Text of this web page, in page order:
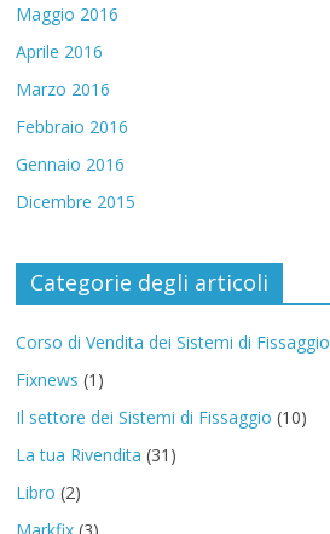
Maggio 2016
Aprile 2016
Marzo 2016
Febbraio 2016
Gennaio 2016
Dicembre 2015
Categorie degli articoli
Corso di Vendita dei Sistemi di Fissaggio
Fixnews (1)
Il settore dei Sistemi di Fissaggio (10)
La tua Rivendita (31)
Libro (2)